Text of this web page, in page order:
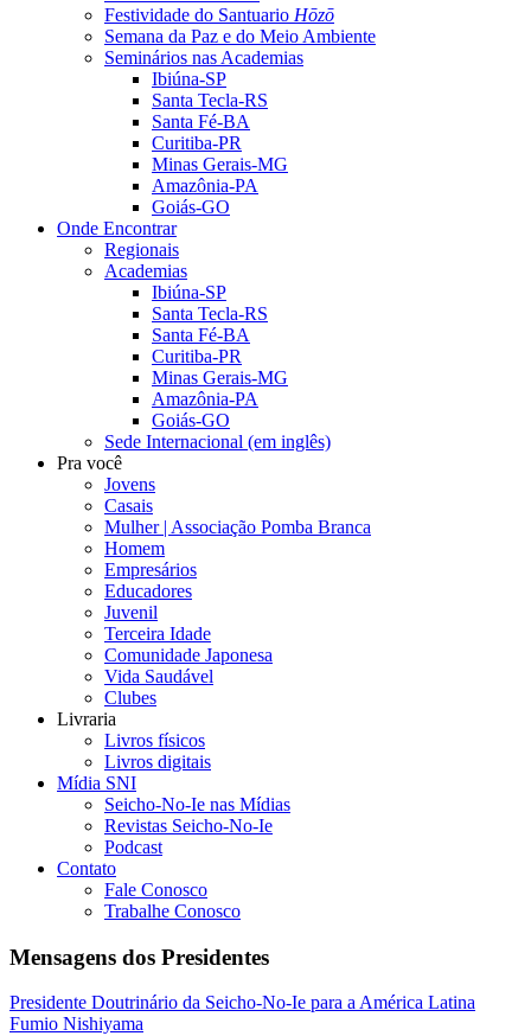
Festividade do Santuario Hōzō
Semana da Paz e do Meio Ambiente
Seminários nas Academias
Ibiúna-SP
Santa Tecla-RS
Santa Fé-BA
Curitiba-PR
Minas Gerais-MG
Amazônia-PA
Goiás-GO
Onde Encontrar
Regionais
Academias
Ibiúna-SP
Santa Tecla-RS
Santa Fé-BA
Curitiba-PR
Minas Gerais-MG
Amazônia-PA
Goiás-GO
Sede Internacional (em inglês)
Pra você
Jovens
Casais
Mulher | Associação Pomba Branca
Homem
Empresários
Educadores
Juvenil
Terceira Idade
Comunidade Japonesa
Vida Saudável
Clubes
Livraria
Livros físicos
Livros digitais
Mídia SNI
Seicho-No-Ie nas Mídias
Revistas Seicho-No-Ie
Podcast
Contato
Fale Conosco
Trabalhe Conosco
Mensagens dos Presidentes
Presidente Doutrinário da Seicho-No-Ie para a América Latina
Fumio Nishiyama